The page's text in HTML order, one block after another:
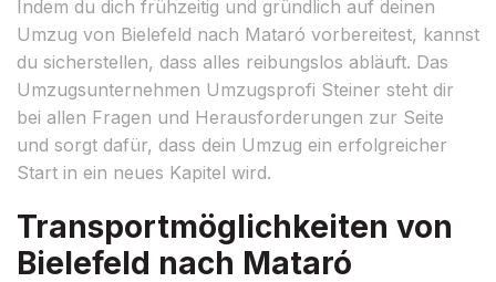
Indem du dich frühzeitig und gründlich auf deinen
Umzug von Bielefeld nach Mataró vorbereitest, kannst
du sicherstellen, dass alles reibungslos abläuft. Das
Umzugsunternehmen Umzugsprofi Steiner steht dir
bei allen Fragen und Herausforderungen zur Seite
und sorgt dafür, dass dein Umzug ein erfolgreicher
Start in ein neues Kapitel wird.
Transportmöglichkeiten von
Bielefeld nach Mataró